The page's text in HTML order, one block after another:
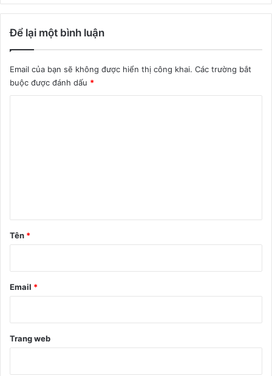
Để lại một bình luận
Email của bạn sẽ không được hiển thị công khai. Các trường bắt
buộc được đánh dấu *
n
Tên *
Email *
Trang web